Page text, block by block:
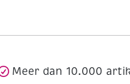
Meer dan 10.000